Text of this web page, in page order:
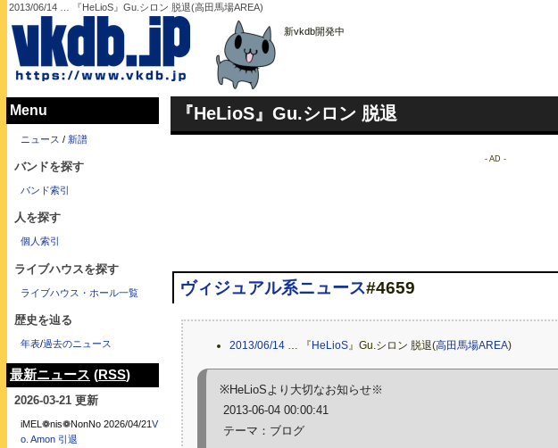
2013/06/14 … 『HeLioS』Gu.シロン 脱退(高田馬場AREA)
新vkdb開発中
『HeLioS』Gu.シロン 脱退
- AD -
ヴィジュアル系ニュース#4659
2013/06/14 … 『 HeLioS』Gu.シロン 脱退(高田馬場AREA)
※HeLioSより大切なお知らせ※
2013-06-04 00:00:41
テーマ：ブログ
Menu
ニュース / 新譜
バンドを探す
バンド索引
人を探す
個人索引
ライブハウスを探す
ライブハウス・ホール一覧
歴史を辿る
年表/過去のニュース
最新ニュース (RSS)
2026-03-21 更新
iMEL❁nis❁NonNo 2026/04/21 V
o. Amon 引退